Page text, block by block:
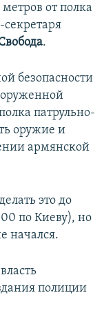
от полка
.
безопасности
патрульно-
оружие и
армянской
это до
по Киеву), но
начался.
полиции